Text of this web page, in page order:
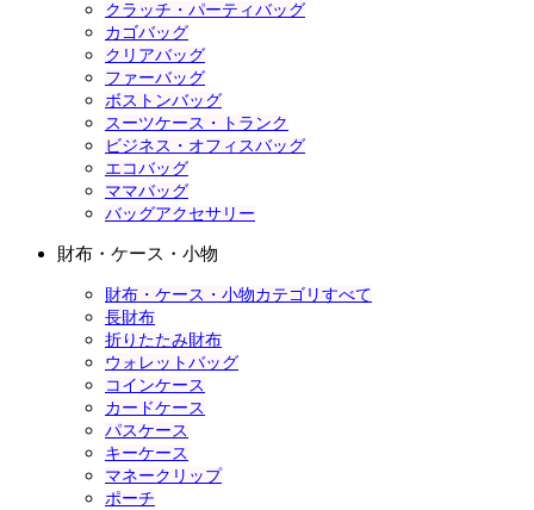
クラッチ・パーティバッグ
カゴバッグ
クリアバッグ
ファーバッグ
ボストンバッグ
スーツケース・トランク
ビジネス・オフィスバッグ
エコバッグ
ママバッグ
バッグアクセサリー
財布・ケース・小物
財布・ケース・小物カテゴリすべて
長財布
折りたたみ財布
ウォレットバッグ
コインケース
カードケース
パスケース
キーケース
マネークリップ
ポーチ